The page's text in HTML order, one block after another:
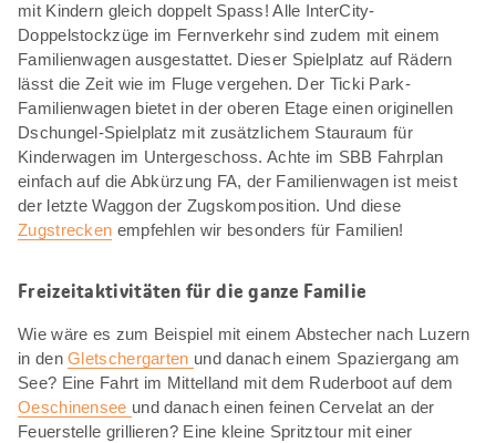
mit Kindern gleich doppelt Spass! Alle InterCity-
Doppelstockzüge im Fernverkehr sind zudem mit einem
Familienwagen ausgestattet. Dieser Spielplatz auf Rädern
lässt die Zeit wie im Fluge vergehen. Der Ticki Park-
Familienwagen bietet in der oberen Etage einen originellen
Dschungel-Spielplatz mit zusätzlichem Stauraum für
Kinderwagen im Untergeschoss. Achte im SBB Fahrplan
einfach auf die Abkürzung FA, der Familienwagen ist meist
der letzte Waggon der Zugskomposition. Und diese
Zugstrecken empfehlen wir besonders für Familien!
Freizeitaktivitäten für die ganze Familie
Wie wäre es zum Beispiel mit einem Abstecher nach Luzern
in denGletschergarten und danach einem Spaziergang am
See? Eine Fahrt im Mittelland mit dem Ruderboot auf dem
Oeschinensee und danach einen feinen Cervelat an der
Feuerstelle grillieren? Eine kleine Spritztour mit einer